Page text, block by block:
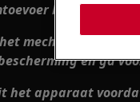
los te
mechanische
en ga
het apparaat